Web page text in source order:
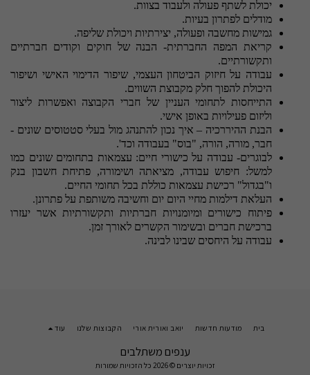
יכולת לשתף פעולה ולעבוד בצוות.
מודלים לפתרון בעיות.
גמישות מחשבה ופעולה, יצירתיות ויכולת שליפה.
קריאת המפה החברתית- הבנה של חוקים וקודים חברתיים
ותקשורתיים.
עבודה על חיזוק הביטחון העצמי, שיפור הדימוי האישי ושיפור
היכולת להפוך חלק מקבוצת השווים.
התייחסות לתחומי העניין של חברי הקבוצה ואפשרות ליצור
וליזום פעילויות באופן אישי.
הבנת ההיררכיה – איך נכון להתנהג מול בעלי סטטוסים שונים -
חבר, מורה, הורה, "בוס" בעבודה וכד'.
לבוגרים- עבודה על כישורי חיים: עצמאות בתחומים שונים כמו
למשל: חיפוש עבודה, מציאתה ושימורה, פתיחת חשבון בנק
ו"בגדול" רכישת עצמאות כוללת בכל תחומי החיים.
העלאת דילמות מחיי היום יום וחשיבה משותפת על פתרונן.
פיתוח כישורים ומיומנויות חברתיות ותקשורתיות אשר יעזרו
ברכישת חברים ובשימור הקשרים לאורך זמן.
עבודה על היחסים שבינו לבינה.
ענפים משתלבים
זכויות יוצרים © 2026 כל הזכויות שמורות
בית מודעות חדשות יואב ואורית אורי הקבוצות שלנו עוד